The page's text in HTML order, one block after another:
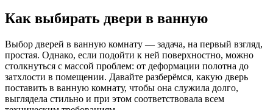
Как выбирать двери в ванную
Выбор дверей в ванную комнату — задача, на первый взгляд,
простая. Однако, если подойти к ней поверхностно, можно
столкнуться с массой проблем: от деформации полотна до
затхлости в помещении. Давайте разберёмся, какую дверь
поставить в ванную комнату, чтобы она служила долго,
выглядела стильно и при этом соответствовала всем